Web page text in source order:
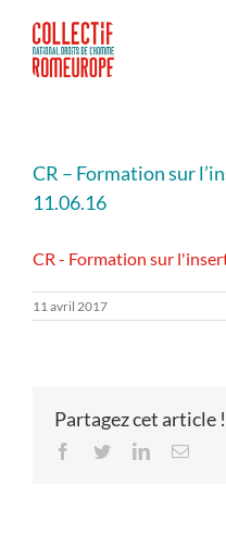
contenu
CR – Formation sur
11.06.16
CR - Formation sur
11 avril 2017
Partagez cet article !
Facebook
TwitterLinkedInEmail